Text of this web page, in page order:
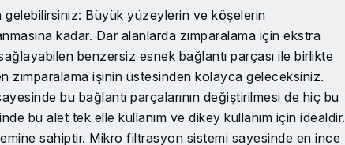
gelebilirsiniz: Büyük yüzeylerin ve köşelerin
kadar. Dar alanlarda zımparalama için ekstra
benzersiz esnek bağlantı parçası ile birlikte
zımparalama işinin üstesinden kolayca geleceksiniz.
bu bağlantı parçalarının değiştirilmesi de hiç bu
bu alet tek elle kullanım ve dikey kullanım için idealdir.
sahiptir. Mikro filtrasyon sistemi sayesinde en ince